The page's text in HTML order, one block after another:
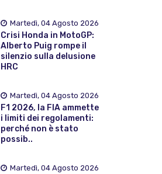
Martedì, 04 Agosto 2026
Crisi Honda in MotoGP:
Alberto Puig rompe il
silenzio sulla delusione
HRC
Martedì, 04 Agosto 2026
F1 2026, la FIA ammette
i limiti dei regolamenti:
perché non è stato
possib..
Martedì, 04 Agosto 2026